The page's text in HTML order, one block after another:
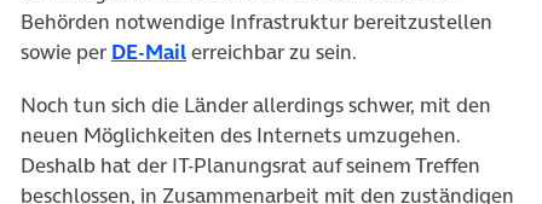
Behörden notwendige Infrastruktur bereitzustellen
sowie per DE-Mailerreichbar zu sein.
Noch tun sich die Länder allerdings schwer, mit den
neuen Möglichkeiten des Internets umzugehen.
Deshalb hat der IT-Planungsrat auf seinem Treffen
beschlossen, in Zusammenarbeit mit den zuständigen